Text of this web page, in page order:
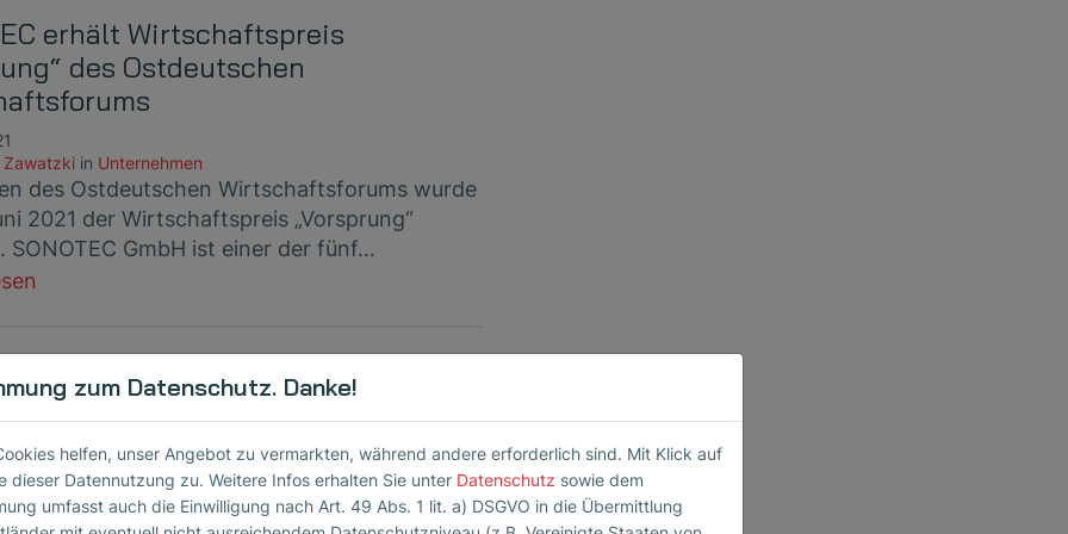
erhält Wirtschaftspreis
des Ostdeutschen
Zawatzki in Unternehmen
des Ostdeutschen Wirtschaftsforums wurde
2021 der Wirtschaftspreis „Vorsprung“
SONOTEC GmbH ist einer der fünf…
DataSuite Software:
V ersetzt etablierten DataViewer
Instandhaltung
launcht mit der SONAPHONE DataSuite V für
zum Datenschutz. Danke!
helfen, unser Angebot zu vermarkten, während andere erforderlich sind. Mit Klick auf
dieser Datennutzung zu. Weitere Infos erhalten Sie unter Datenschutz sowie dem
umfasst auch die Einwilligung nach Art. 49 Abs. 1 lit. a) DSGVO in die Übermittlung